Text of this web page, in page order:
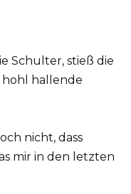
Schulter, stieß die
hallende
nicht, dass
mir in den letzten